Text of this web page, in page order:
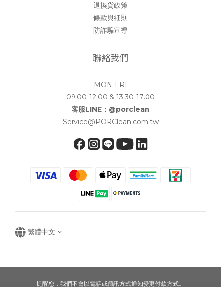
退換貨政策
條款與細則
防詐騙宣導
聯絡我們
MON-FRI
09:00-12:00 & 13:30-17:00
客服LINE：@porclean
Service@PORClean.com.tw
繁體中文
提醒您，我們不會以電話或簡訊方式通知變更付款方式。